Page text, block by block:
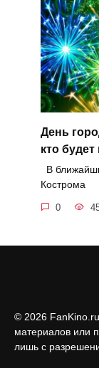
День
кто
В
Кострома
0
© 2026
материалов или
лишь с